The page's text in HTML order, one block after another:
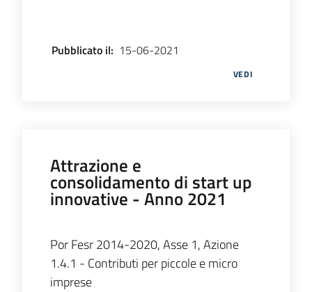
Pubblicato il: 15-06-2021
VEDI
Attrazione e
consolidamento di start up
innovative - Anno 2021
Por Fesr 2014-2020, Asse 1, Azione
1.4.1 - Contributi per piccole e micro
imprese